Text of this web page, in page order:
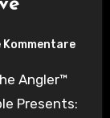
Kommentare
Presents: